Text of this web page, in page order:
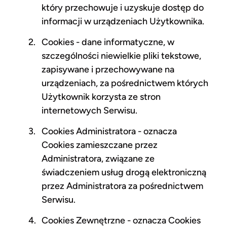
który przechowuje i uzyskuje dostęp do
informacji w urządzeniach Użytkownika.
Cookies - dane informatyczne, w
szczególności niewielkie pliki tekstowe,
zapisywane i przechowywane na
urządzeniach, za pośrednictwem których
Użytkownik korzysta ze stron
internetowych Serwisu.
Cookies Administratora - oznacza
Cookies zamieszczane przez
Administratora, związane ze
świadczeniem usług drogą elektroniczną
przez Administratora za pośrednictwem
Serwisu.
Cookies Zewnętrzne - oznacza Cookies